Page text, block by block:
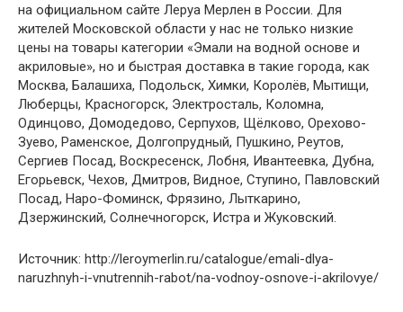
на официальном сайте Леруа Мерлен в России. Для
жителей Московской области у нас не только низкие
цены на товары категории «Эмали на водной основе и
акриловые», но и быстрая доставка в такие города, как
Москва, Балашиха, Подольск, Химки, Королёв, Мытищи,
Люберцы, Красногорск, Электросталь, Коломна,
Одинцово, Домодедово, Серпухов, Щёлково, Орехово-
Зуево, Раменское, Долгопрудный, Пушкино, Реутов,
Сергиев Посад, Воскресенск, Лобня, Ивантеевка, Дубна,
Егорьевск, Чехов, Дмитров, Видное, Ступино, Павловский
Посад, Наро-Фоминск, Фрязино, Лыткарино,
Дзержинский, Солнечногорск, Истра и Жуковский.
Источник: http://leroymerlin.ru/catalogue/emali-dlya-
naruzhnyh-i-vnutrennih-rabot/na-vodnoy-osnove-i-akrilovye/